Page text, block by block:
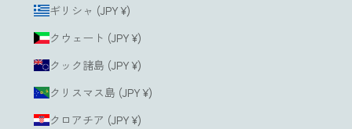
ギリシャ (JPY ¥)
クウェート (JPY ¥)
クック諸島 (JPY ¥)
クリスマス島 (JPY ¥)
クロアチア (JPY ¥)